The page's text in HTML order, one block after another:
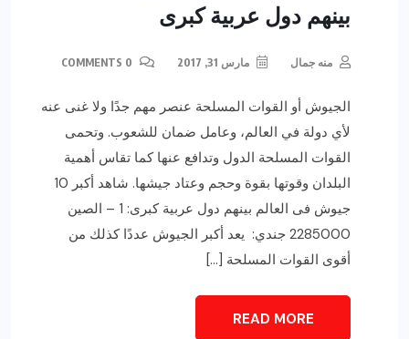
بينهم دول عربية كبرى
منه جمال مارس 31, 2017
الجيوش أو القوات المسلحة عنصر مهم جدًا ولا غنى عنه
لأي دولة في العالم، وعامل ضمان للشعوب. وتحمى
القوات المسلحة الدول وتدافع عنها كما تقاس أهمية
البلدان وقوتها بقوة وحجم وعتاد جيشها. شاهد أكبر 10
جيوش فى العالم بينهم دول عربية كبرى: 1 – الصين
2285000 جندي: يعد أكبر الجيوش عددًا كذلك من
أقوى القوات المسلحة […]
READ MORE